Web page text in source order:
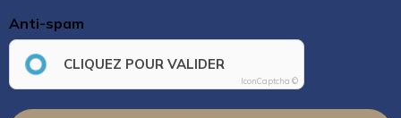
Anti-spam
CLIQUEZ POUR VALIDER
IconCaptcha ©